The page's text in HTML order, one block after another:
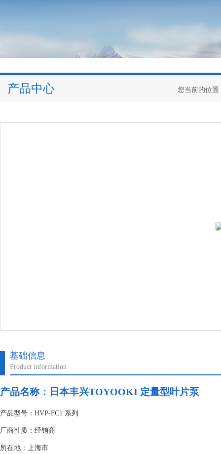
产品中心 您当前的位置
基础信息
Product information
产品名称：日本丰兴TOYOOKI 定量型叶片泵
产品型号：HVP-FC1 系列
厂商性质：经销商
所在地：上海市